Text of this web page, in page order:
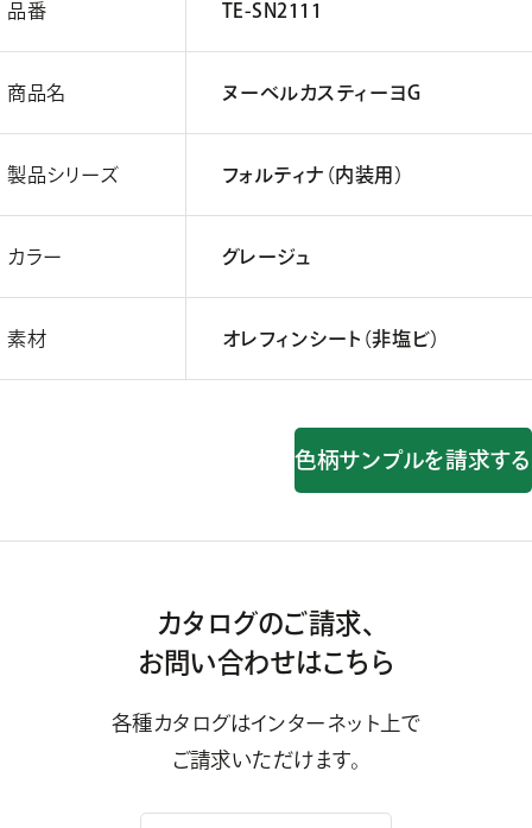
品番 TE-SN2111
商品名 ヌーベルカスティーヨG
製品シリーズ フォルティナ（内装用）
カラー グレージュ
素材 オレフィンシート（非塩ビ）
色柄サンプルを請求する
カタログのご請求、
お問い合わせはこちら
各種カタログはインターネット上で
ご請求いただけます。